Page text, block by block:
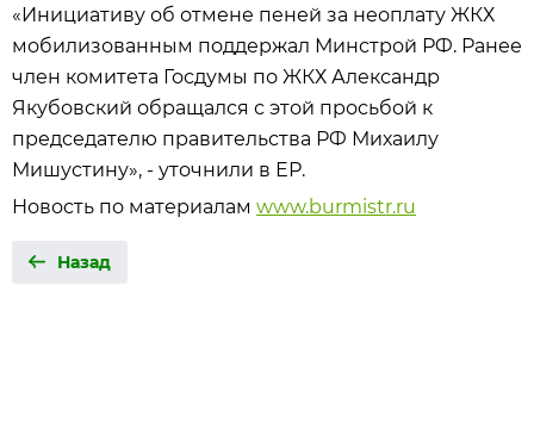
«Инициативу об отмене пеней за неоплату ЖКХ
мобилизованным поддержал Минстрой РФ. Ранее
член комитета Госдумы по ЖКХ Александр
Якубовский обращался с этой просьбой к
председателю правительства РФ Михаилу
Мишустину», - уточнили в ЕР.
Новость по материалам www.burmistr.ru
Назад